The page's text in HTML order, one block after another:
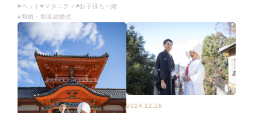
#ペット #マタニティ #お子様も一緒
#和婚・和装結婚式
2024.12.28